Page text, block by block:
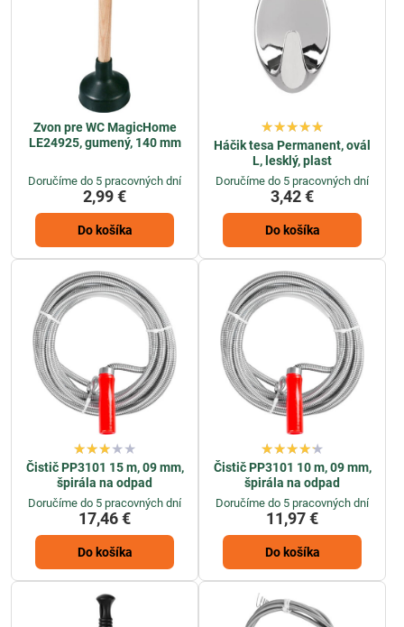
Zvon pre WC MagicHome
LE24925, gumený, 140 mm
Doručíme do 5 pracovných dní
2,99 €
Do košíka
Háčik tesa Permanent, ovál
L, lesklý, plast
Doručíme do 5 pracovných dní
3,42 €
Do košíka
Čistič PP3101 15 m, 09 mm,
špirála na odpad
Doručíme do 5 pracovných dní
17,46 €
Do košíka
Čistič PP3101 10 m, 09 mm,
špirála na odpad
Doručíme do 5 pracovných dní
11,97 €
Do košíka